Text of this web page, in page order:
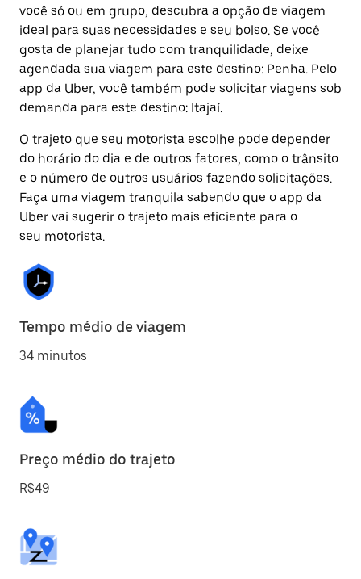
você só ou em grupo, descubra a opção de viagem
ideal para suas necessidades e seu bolso. Se você
gosta de planejar tudo com tranquilidade, deixe
agendada sua viagem para este destino: Penha. Pelo
app da Uber, você também pode solicitar viagens sob
demanda para este destino: Itajaí.
O trajeto que seu motorista escolhe pode depender
do horário do dia e de outros fatores, como o trânsito
e o número de outros usuários fazendo solicitações.
Faça uma viagem tranquila sabendo que o app da
Uber vai sugerir o trajeto mais eficiente para o
seu motorista.
Tempo médio de viagem
34 minutos
Preço médio do trajeto
R$49